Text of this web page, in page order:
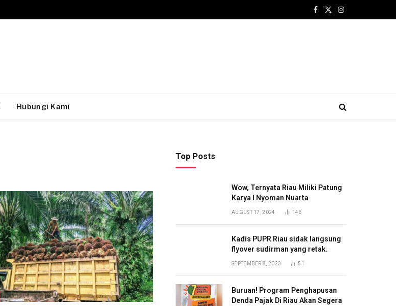
Facebook
X
Instagram
Hubungi Kami
Top Posts
Wow, Ternyata Riau Miliki Patung
Karya I Nyoman Nuarta
AUGUST 17, 2024 146
Kadis PUPR Riau sidak langsung
flyover sudirman yang retak.
SEPTEMBER 8, 2023 51
Buruan! Program Penghapusan
Denda Pajak Di Riau Akan Segera